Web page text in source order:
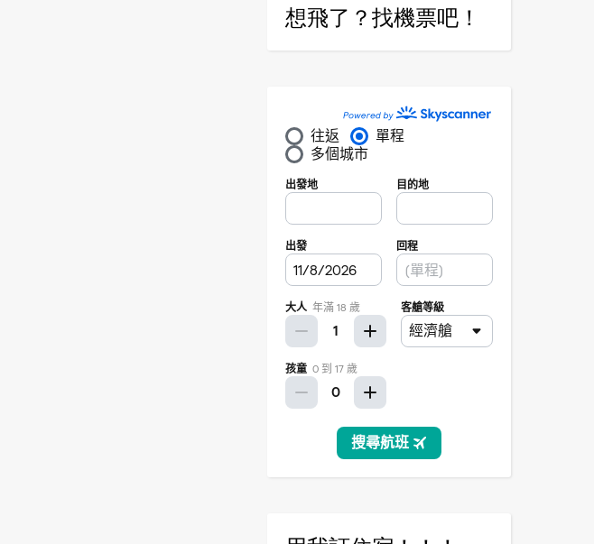
想飛了？找機票吧！